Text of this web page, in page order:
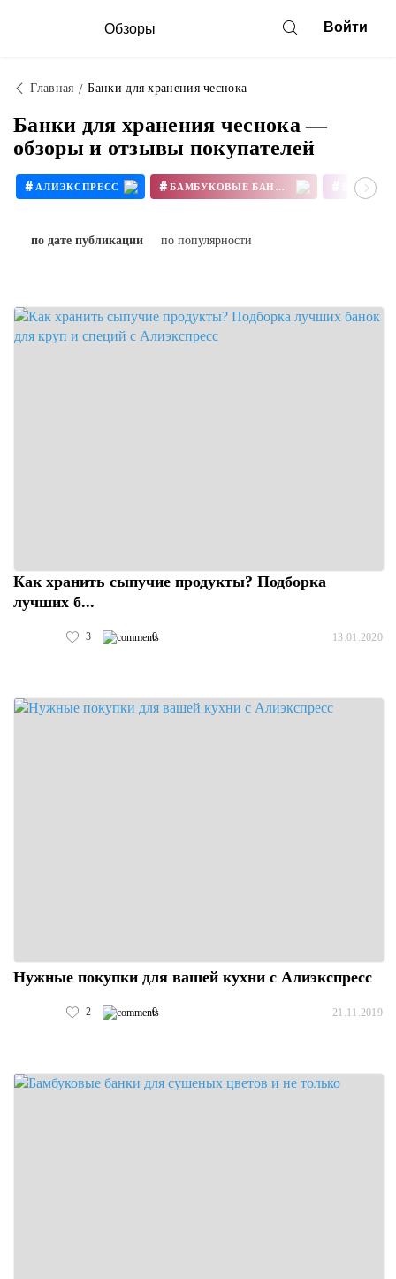
Обзоры Войти
Главная Банки для хранения чеснока
Банки для хранения чеснока —
обзоры и отзывы покупателей
# АЛИЭКСПРЕСС # БАМБУКОВЫЕ БАНКИ
#
по дате публикации по популярности
Как хранить сыпучие продукты? Подборка
лучших б...
3 0 13.01.2020
Нужные покупки для вашей кухни с Алиэкспресс
2 0 21.11.2019